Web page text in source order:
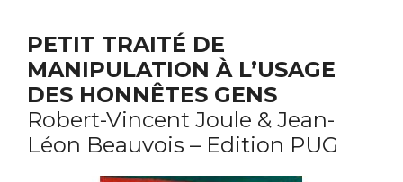
PETIT TRAITÉ DE
MANIPULATION À L’USAGE
DES HONNÊTES GENS
Robert-Vincent Joule & Jean-
Léon Beauvois – Edition PUG